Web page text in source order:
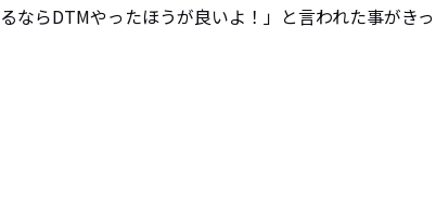
ならDTMやったほうが良いよ！」と言われた事がき